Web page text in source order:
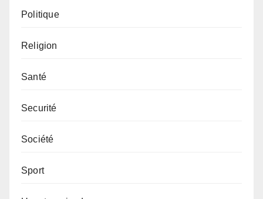
Politique
Religion
Santé
Securité
Société
Sport